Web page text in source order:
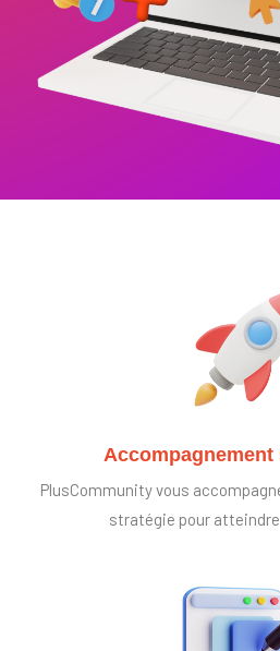
PlusCommunity vous
stratégie pour